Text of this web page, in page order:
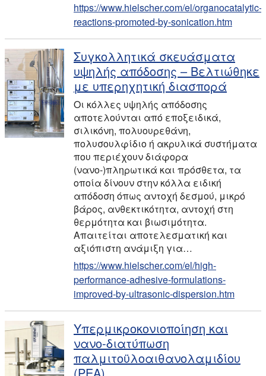
https://www.hielscher.com/el/organocatalytic-
reactions-promoted-by-sonication.htm
Συγκολλητικά σκευάσματα
υψηλής απόδοσης – Βελτιώθηκε
με υπερηχητική διασπορά
Οι κόλλες υψηλής απόδοσης
αποτελούνται από εποξειδικά,
σιλικόνη, πολυουρεθάνη,
πολυσουλφίδιο ή ακρυλικά συστήματα
που περιέχουν διάφορα
(νανο-)πληρωτικά και πρόσθετα, τα
οποία δίνουν στην κόλλα ειδική
απόδοση όπως αντοχή δεσμού, μικρό
βάρος, ανθεκτικότητα, αντοχή στη
θερμότητα και βιωσιμότητα.
Απαιτείται αποτελεσματική και
αξιόπιστη ανάμιξη για…
https://www.hielscher.com/el/high-
performance-adhesive-formulations-
improved-by-ultrasonic-dispersion.htm
Υπερμικροκονιοποίηση και
νανο-διατύπωση
παλμιτοϋλοαιθανολαμιδίου